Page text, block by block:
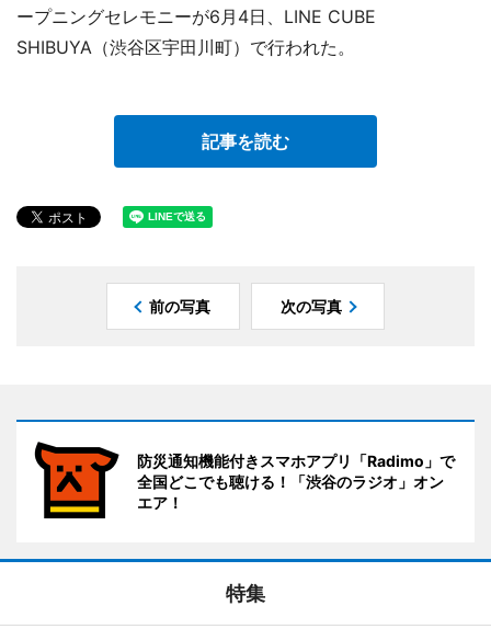
ープニングセレモニーが6月4日、LINE CUBE
SHIBUYA（渋谷区宇田川町）で行われた。
記事を読む
前の写真 次の写真
防災通知機能付きスマホアプリ「Radimo」で
全国どこでも聴ける！「渋谷のラジオ」オン
エア！
特集